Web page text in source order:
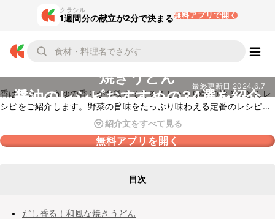
クラシル
1週間分の献立が2分で決まる無料アプリで開く
焼きうどん
醤油のレシピおすすめの34選を紹介
最終更新日 2024.6.7
香ばしいしょうゆの香りが食欲をそそる！しょうゆ味の焼きうどんレ
シピをご紹介します。野菜の旨味をたっぷり味わえる定番のレシピか
ら、バターしょうゆ味やオイスターソースも加えて奥深い味わいに仕
上げた一品など、何度も作りたくなるレシピをピックアップしまし
た。ぜひ作ってみてくださいね。
紹介文をすべて見る
無料アプリを開く
目次
だし香る！和風な焼きうどん